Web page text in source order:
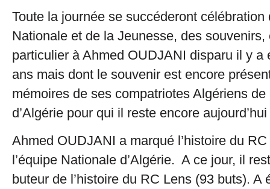
Toute la journée se succéderont célébration
Nationale et de la Jeunesse, des souvenirs,
particulier à Ahmed OUDJANI disparu il y a
ans mais dont le souvenir est encore
mémoires de ses compatriotes Algériens
d’Algérie pour qui il reste encore
Ahmed OUDJANI a marqué l’histoire du
l’équipe Nationale d’Algérie. A ce jour, il
buteur de l’histoire du RC Lens (93 buts). A